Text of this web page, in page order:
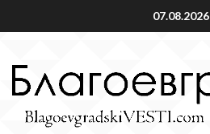
to
07.08.2026